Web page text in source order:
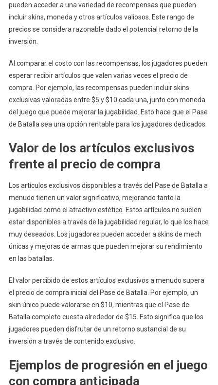
pueden acceder a una variedad de recompensas que pueden
incluir skins, moneda y otros artículos valiosos. Este rango de
precios se considera razonable dado el potencial retorno de la
inversión.
Al comparar el costo con las recompensas, los jugadores pueden
esperar recibir artículos que valen varias veces el precio de
compra. Por ejemplo, las recompensas pueden incluir skins
exclusivas valoradas entre $5 y $10 cada una, junto con moneda
del juego que puede mejorar la jugabilidad. Esto hace que el Pase
de Batalla sea una opción rentable para los jugadores dedicados.
Valor de los artículos exclusivos
frente al precio de compra
Los artículos exclusivos disponibles a través del Pase de Batalla a
menudo tienen un valor significativo, mejorando tanto la
jugabilidad como el atractivo estético. Estos artículos no suelen
estar disponibles a través de la jugabilidad regular, lo que los hace
muy deseados. Los jugadores pueden acceder a skins de mech
únicas y mejoras de armas que pueden mejorar su rendimiento
en las batallas.
El valor percibido de estos artículos exclusivos a menudo supera
el precio de compra inicial del Pase de Batalla. Por ejemplo, un
skin único puede valorarse en $10, mientras que el Pase de
Batalla completo cuesta alrededor de $15. Esto significa que los
jugadores pueden disfrutar de un retorno sustancial de su
inversión a través de contenido exclusivo.
Ejemplos de progresión en el juego
con compra anticipada